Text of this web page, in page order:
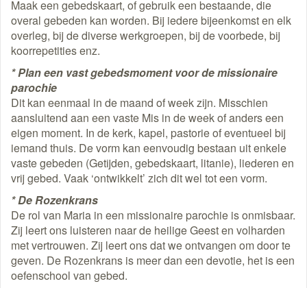
Maak een gebedskaart, of gebruik een bestaande, die
overal gebeden kan worden. Bij iedere bijeenkomst en elk
overleg, bij de diverse werkgroepen, bij de voorbede, bij
koorrepetities enz.
* Plan een vast gebedsmoment voor de missionaire
parochie
Dit kan eenmaal in de maand of week zijn. Misschien
aansluitend aan een vaste Mis in de week of anders een
eigen moment. In de kerk, kapel, pastorie of eventueel bij
iemand thuis. De vorm kan eenvoudig bestaan uit enkele
vaste gebeden (Getijden, gebedskaart, litanie), liederen en
vrij gebed. Vaak ‘ontwikkelt’ zich dit wel tot een vorm.
* De Rozenkrans
De rol van Maria in een missionaire parochie is onmisbaar.
Zij leert ons luisteren naar de heilige Geest en volharden
met vertrouwen. Zij leert ons dat we ontvangen om door te
geven. De Rozenkrans is meer dan een devotie, het is een
oefenschool van gebed.